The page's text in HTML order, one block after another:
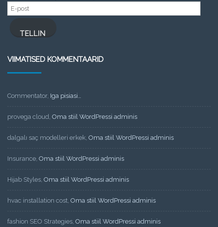
E-
post
TELLIN
VIIMATISED KOMMENTAARID
Commentator, Iga pisiasi…
provega cloud, Oma stiil WordPressi adminis
dalgalı saç modelleri erkek, Oma stiil WordPressi adminis
Insurance, Oma stiil WordPressi adminis
Hijab Styles, Oma stiil WordPressi adminis
hvac installation cost, Oma stiil WordPressi adminis
fashion SEO Strategies, Oma stiil WordPressi adminis